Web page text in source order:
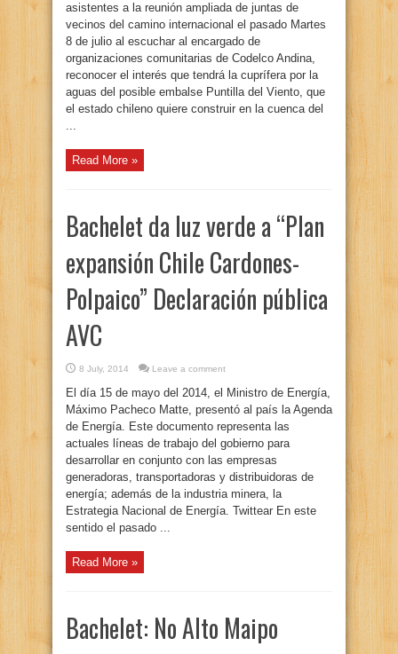
asistentes a la reunión ampliada de juntas de
vecinos del camino internacional el pasado Martes
8 de julio al escuchar al encargado de
organizaciones comunitarias de Codelco Andina,
reconocer el interés que tendrá la cuprífera por la
aguas del posible embalse Puntilla del Viento, que
el estado chileno quiere construir en la cuenca del
...
Read More »
Bachelet da luz verde a “Plan
expansión Chile Cardones-
Polpaico” Declaración pública
AVC
8 July, 2014 Leave a comment
El día 15 de mayo del 2014, el Ministro de Energía,
Máximo Pacheco Matte, presentó al país la Agenda
de Energía. Este documento representa las
actuales líneas de trabajo del gobierno para
desarrollar en conjunto con las empresas
generadoras, transportadoras y distribuidoras de
energía; además de la industria minera, la
Estrategia Nacional de Energía. Twittear En este
sentido el pasado ...
Read More »
Bachelet: No Alto Maipo